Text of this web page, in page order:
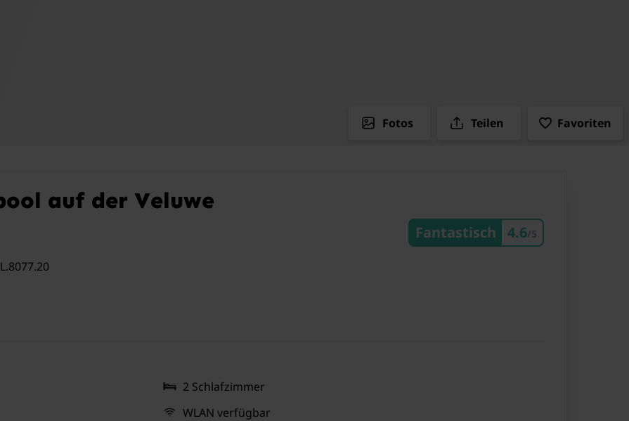
Fotos Teilen Favoriten
auf der Veluwe
Fantastisch 4.6/5
2 Schlafzimmer
WLAN verfügbar